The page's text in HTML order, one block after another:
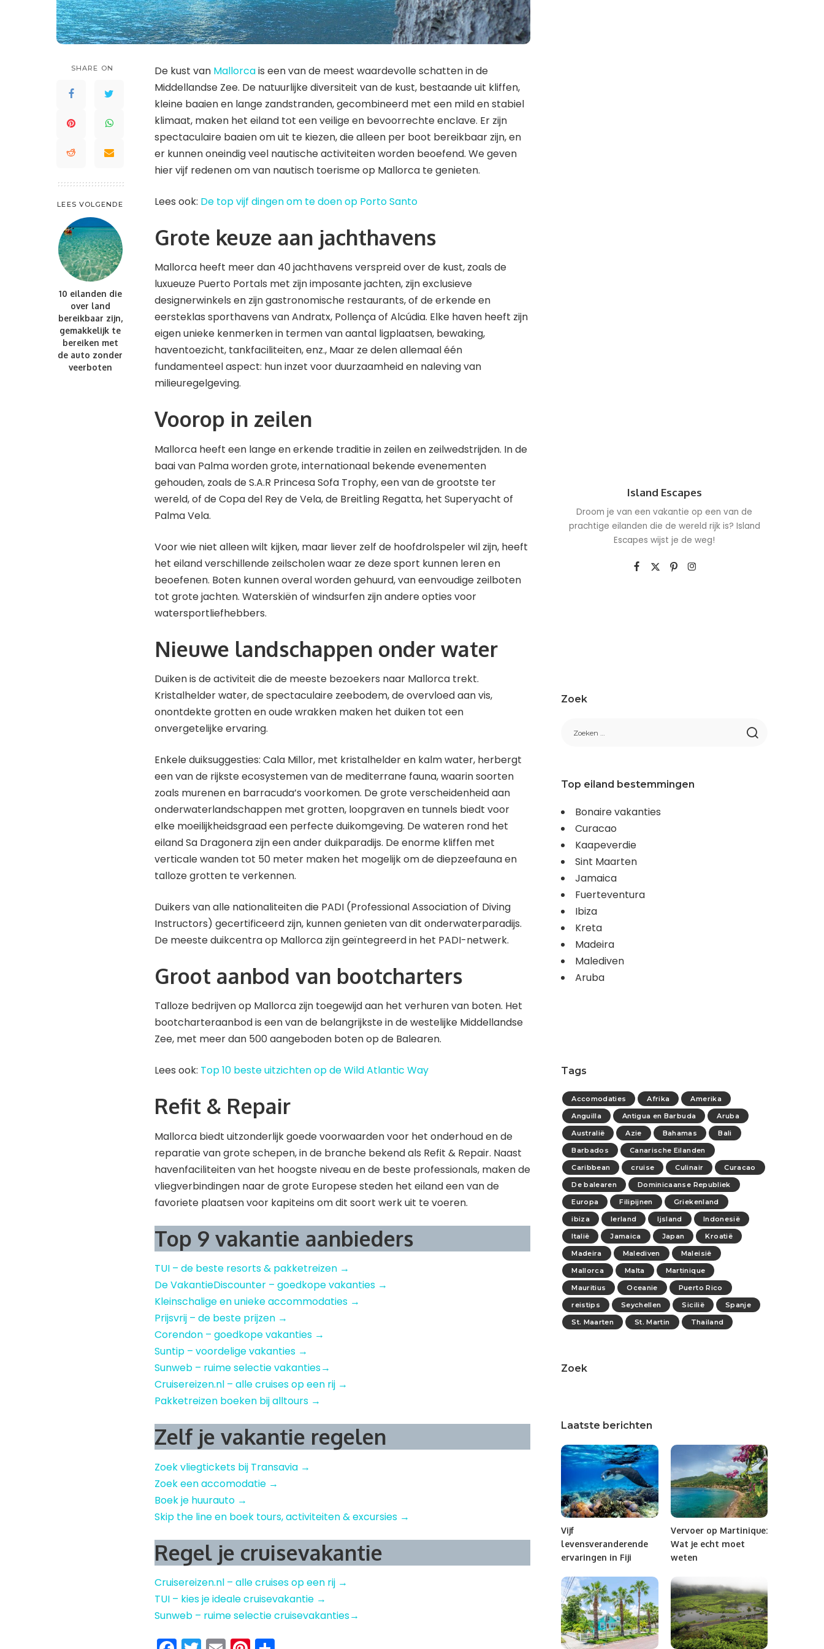
Saint Lucia
Saint-Barthélemy
St. Maarten en St. Martin
Trinidad en Tobago
Waddeneilanden
St. Kitts en Nevis
St. Maarten en St. Martin
Turks- en Caicoseilanden
SHARE ON
LEES VOLGENDE
10 eilanden die
over land
bereikbaar zijn,
gemakkelijk te
bereiken met
de auto zonder
veerboten
De kust van Mallorcais een van de meest waardevolle schatten in de
Middellandse Zee. De natuurlijke diversiteit van de kust, bestaande uit kliffen,
kleine baaien en lange zandstranden, gecombineerd met een mild en stabiel
klimaat, maken het eiland tot een veilige en bevoorrechte enclave. Er zijn
spectaculaire baaien om uit te kiezen, die alleen per boot bereikbaar zijn, en
er kunnen oneindig veel nautische activiteiten worden beoefend. We geven
hier vijf redenen om van nautisch toerisme op Mallorca te genieten.
Lees ook: De top vijf dingen om te doen op Porto Santo
Grote keuze aan jachthavens
Mallorca heeft meer dan 40 jachthavens verspreid over de kust, zoals de
luxueuze Puerto Portals met zijn imposante jachten, zijn exclusieve
designerwinkels en zijn gastronomische restaurants, of de erkende en
eersteklas sporthavens van Andratx, Pollença of Alcúdia. Elke haven heeft zijn
eigen unieke kenmerken in termen van aantal ligplaatsen, bewaking,
haventoezicht, tankfaciliteiten, enz., Maar ze delen allemaal één
fundamenteel aspect: hun inzet voor duurzaamheid en naleving van
milieuregelgeving.
Voorop in zeilen
Mallorca heeft een lange en erkende traditie in zeilen en zeilwedstrijden. In de
baai van Palma worden grote, internationaal bekende evenementen
gehouden, zoals de S.A.R Princesa Sofa Trophy, een van de grootste ter
wereld, of de Copa del Rey de Vela, de Breitling Regatta, het Superyacht of
Palma Vela.
Voor wie niet alleen wilt kijken, maar liever zelf de hoofdrolspeler wil zijn, heeft
het eiland verschillende zeilscholen waar ze deze sport kunnen leren en
beoefenen. Boten kunnen overal worden gehuurd, van eenvoudige zeilboten
tot grote jachten. Waterskiën of windsurfen zijn andere opties voor
watersportliefhebbers.
Nieuwe landschappen onder water
Duiken is de activiteit die de meeste bezoekers naar Mallorca trekt.
Kristalhelder water, de spectaculaire zeebodem, de overvloed aan vis,
onontdekte grotten en oude wrakken maken het duiken tot een
onvergetelijke ervaring.
Enkele duiksuggesties: Cala Millor, met kristalhelder en kalm water, herbergt
een van de rijkste ecosystemen van de mediterrane fauna, waarin soorten
zoals murenen en barracuda’s voorkomen. De grote verscheidenheid aan
onderwaterlandschappen met grotten, loopgraven en tunnels biedt voor
elke moeilijkheidsgraad een perfecte duikomgeving. De wateren rond het
eiland Sa Dragonera zijn een ander duikparadijs. De enorme kliffen met
verticale wanden tot 50 meter maken het mogelijk om de diepzeefauna en
talloze grotten te verkennen.
Duikers van alle nationaliteiten die PADI (Professional Association of Diving
Instructors) gecertificeerd zijn, kunnen genieten van dit onderwaterparadijs.
De meeste duikcentra op Mallorca zijn geïntegreerd in het PADI-netwerk.
Groot aanbod van bootcharters
Talloze bedrijven op Mallorca zijn toegewijd aan het verhuren van boten. Het
bootcharteraanbod is een van de belangrijkste in de westelijke Middellandse
Zee, met meer dan 500 aangeboden boten op de Balearen.
Lees ook: Top 10 beste uitzichten op de Wild Atlantic Way
Refit & Repair
Mallorca biedt uitzonderlijk goede voorwaarden voor het onderhoud en de
reparatie van grote schepen, in de branche bekend als Refit & Repair. Naast
havenfaciliteiten van het hoogste niveau en de beste professionals, maken de
vliegverbindingen naar de grote Europese steden het eiland een van de
favoriete plaatsen voor kapiteins om dit soort werk uit te voeren.
Top 9 vakantie aanbieders
TUI – de beste resorts & pakketreizen →
De VakantieDiscounter – goedkope vakanties →
Kleinschalige en unieke accommodaties →
Prijsvrij – de beste prijzen →
Corendon – goedkope vakanties →
Suntip – voordelige vakanties →
Sunweb – ruime selectie vakanties→
Cruisereizen.nl – alle cruises op een rij →
Pakketreizen boeken bij alltours →
Zelf je vakantie regelen
Zoek vliegtickets bij Transavia →
Zoek een accomodatie →
Boek je huurauto →
Skip the line en boek tours, activiteiten & excursies →
Regel je cruisevakantie
Cruisereizen.nl – alle cruises op een rij →
TUI – kies je ideale cruisevakantie →
Sunweb – ruime selectie cruisevakanties→
Island Escapes
Droom je van een vakantie op een van de
prachtige eilanden die de wereld rijk is? Island
Escapes wijst je de weg!
Zoek
Top eiland bestemmingen
Bonaire vakanties
Curacao
Kaapeverdie
Sint Maarten
Jamaica
Fuerteventura
Ibiza
Kreta
Madeira
Malediven
Aruba
Tags
Accomodaties Afrika
Amerika
Anguilla
Antigua en Barbuda
Aruba
Australië
Azie Bahamas
Bali
Barbados
Canarische Eilanden
Caribbean
cruise Culinair
Curacao
De balearen
Dominicaanse Republiek
Europa
Filipijnen
Griekenland
ibiza
Ierland Ijsland
Indonesië
Italië
Jamaica Japan
Kroatië
Madeira
Malediven
Maleisië
Mallorca
Malta
Martinique
Mauritius
Oceanie
Puerto Rico
reistips
Seychellen Sicilië
Spanje
St. Maarten
St. Martin Thailand
Zoek
Laatste berichten
Vijf
levensveranderende
ervaringen in Fiji
Vervoer op Martinique:
Wat je echt moet
weten